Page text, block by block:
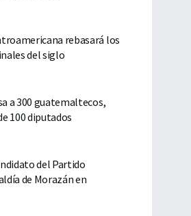
rebasará los
del siglo
a 300 guatemaltecos,
100 diputados
del Partido
de Morazán en